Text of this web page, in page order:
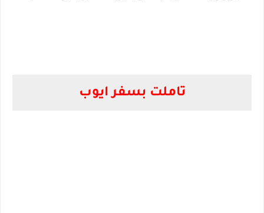
تاملت بسفر ايوب